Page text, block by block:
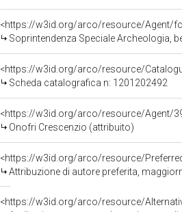
<https://w3id.org/arco/resource/Agent/
Soprintendenza Speciale Archeologia,
<https://w3id.org/arco/resource/
Scheda catalografica n: 1201202492
<https://w3id.org/arco/resource/Agent/
Onofri Crescenzio (attribuito)
<https://w3id.org/arco/resource/
Attribuzione di autore preferita,
<https://w3id.org/arco/resource/